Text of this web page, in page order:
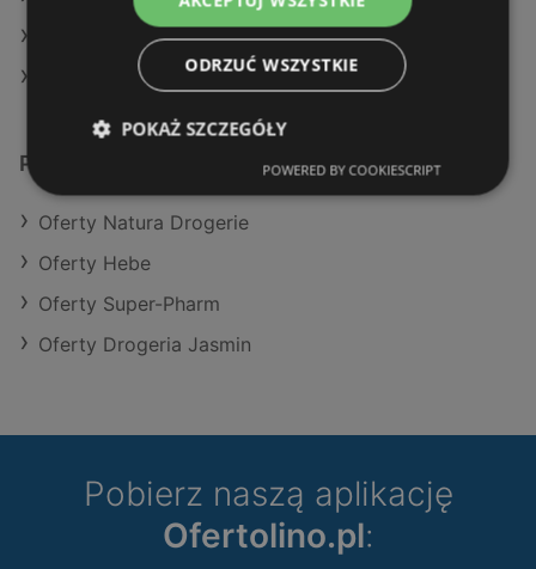
Aktualne gazetki Super-Pharm
Sklepy Rossmann w Międzyzdroje
Podobne sklepy detaliczne
Oferty Natura Drogerie
Oferty Hebe
Oferty Super-Pharm
Oferty Drogeria Jasmin
Pobierz naszą aplikację
Ofertolino.pl:
ODRZUĆ WSZYSTKIE
POKAŻ SZCZEGÓŁY
POWERED BY COOKIESCRIPT